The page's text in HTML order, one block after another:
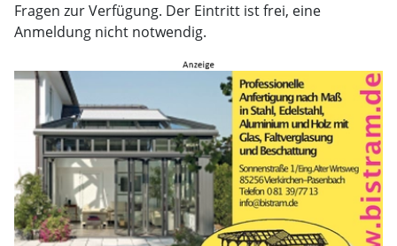
Fragen zur Verfügung. Der Eintritt ist frei, eine
Anmeldung nicht notwendig.